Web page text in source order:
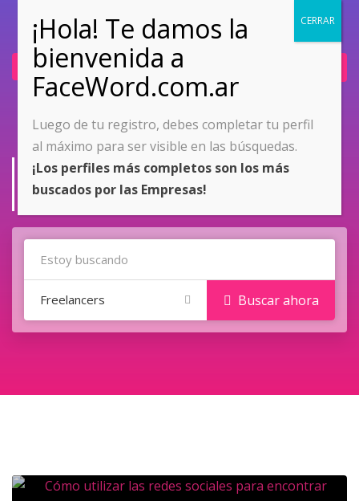
Ingresar
Ingenierìa
Freelancers Buscar ahora
Luego de tu registro, debes completar tu perfil
al máximo para ser visible en las búsquedas.
¡Los perfiles más completos son los más
buscados por las Empresas!